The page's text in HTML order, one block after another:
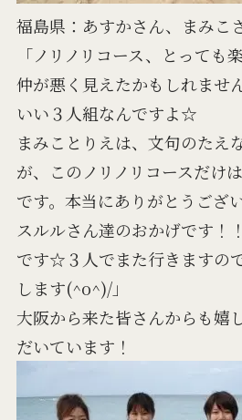
福島県：あすかさん、まみこ
「ノリノリコース、とっても
仲が悪く見えたかもしれませ
いい３人組なんですよ☆
まみことりえは、文句のたえ
が、このノリノリコースだけ
です。本当にありがとうござ
スルルさん達のおかげです！
です☆３人でまた行きますの
します(^o^)/」
大阪から来た皆さんからも嬉
だいています！